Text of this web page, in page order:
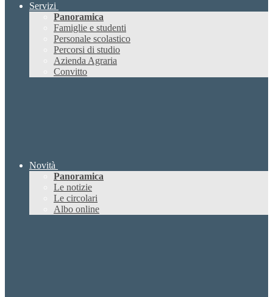
Servizi
Panoramica
Famiglie e studenti
Personale scolastico
Percorsi di studio
Azienda Agraria
Convitto
Novità
Panoramica
Le notizie
Le circolari
Albo online